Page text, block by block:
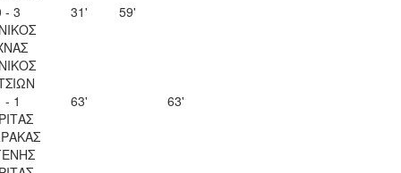
- 3
31' 59'
- 1
63' 63'